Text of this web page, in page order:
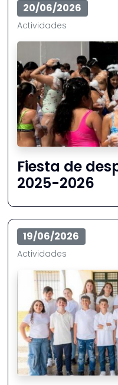
20/06/2026
Actividades
Fiesta de
2025-2026
19/06/2026
Actividades